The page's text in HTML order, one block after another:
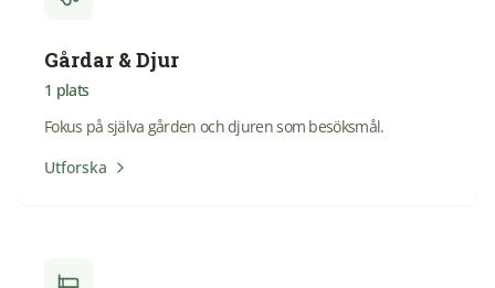
Gårdar & Djur
1 plats
Fokus på själva gården och djuren som besöksmål.
Utforska